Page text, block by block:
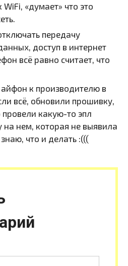
«думает» что это
передачу
доступ в интернет
всё равно считает, что
к производителю в
всё, обновили прошивку,
провели какую-то эпл
на нем, которая не выявила
что и делать :(((